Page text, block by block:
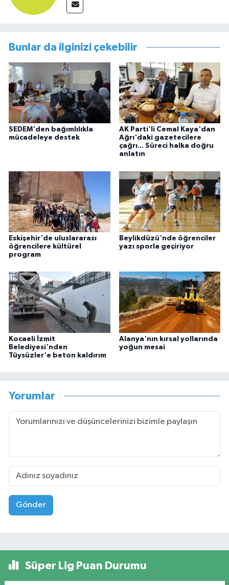
Bunlar da ilginizi çekebilir
SEDEM'den bağımlılıkla
mücadeleye destek
AK Parti'li Cemal Kaya'dan
Ağrı'daki gazetecilere
çağrı... Süreci halka doğru
anlatın
Eskişehir'de uluslararası
öğrencilere kültürel
program
Beylikdüzü'nde öğrenciler
yazı sporla geçiriyor
Kocaeli İzmit
Belediyesi'nden
Tüysüzler'e beton kaldırım
Alanya'nın kırsal yollarında
yoğun mesai
Yorumlar
Gönder
Süper Lig Puan Durumu